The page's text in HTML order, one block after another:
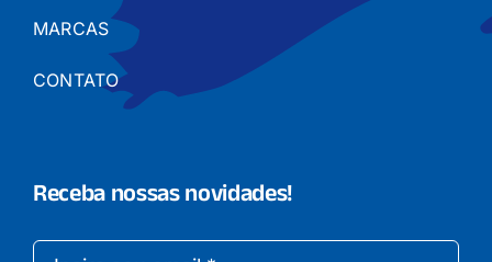
MARCAS
CONTATO
Receba nossas novidades!